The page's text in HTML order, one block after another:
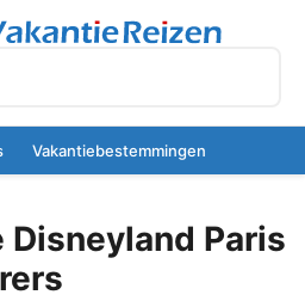
Vakantiebestemmingen
Paris